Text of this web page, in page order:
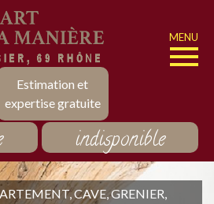
Estimation et
expertise gratuite
MENU
indisponible
CAVE, GRENIER,